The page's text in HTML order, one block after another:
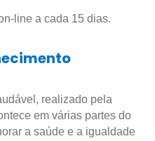
line a cada 15 dias.
realizado pela
em várias partes do
a saúde e a igualdade